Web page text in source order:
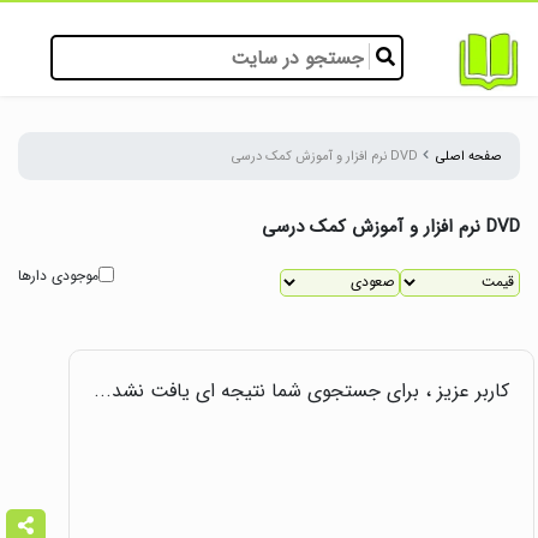
صفحه اصلی DVD نرم افزار و آموزش کمک درسی
DVD نرم افزار و آموزش کمک درسی
موجودی دارها
کاربر عزیز ، برای جستجوی شما نتیجه ای یافت نشد...